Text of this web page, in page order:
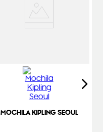
MOCHILA KIPLING SEOUL